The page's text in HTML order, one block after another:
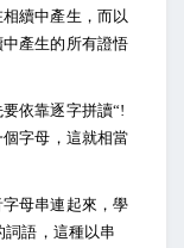
續中產生，而以
產生的所有證悟
依靠逐字拼讀“!
個字母，這就相當
母串連起來，學
詞語，這種以串